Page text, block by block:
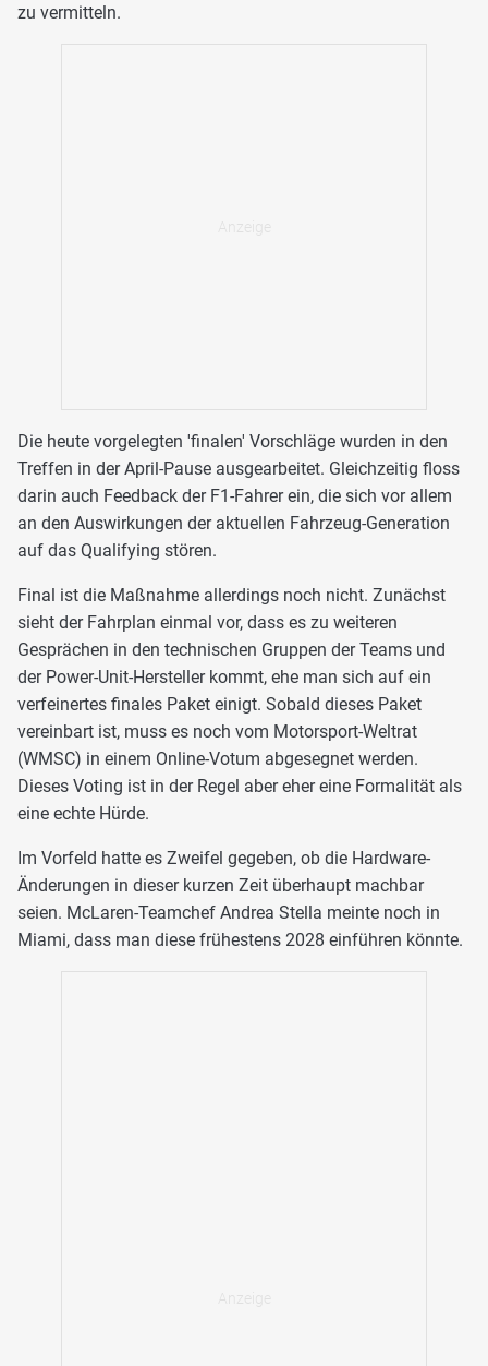
zu vermitteln.
Die heute vorgelegten 'finalen' Vorschläge wurden in den
Treffen in der April-Pause ausgearbeitet. Gleichzeitig floss
darin auch Feedback der F1-Fahrer ein, die sich vor allem
an den Auswirkungen der aktuellen Fahrzeug-Generation
auf das Qualifying stören.
Final ist die Maßnahme allerdings noch nicht. Zunächst
sieht der Fahrplan einmal vor, dass es zu weiteren
Gesprächen in den technischen Gruppen der Teams und
der Power-Unit-Hersteller kommt, ehe man sich auf ein
verfeinertes finales Paket einigt. Sobald dieses Paket
vereinbart ist, muss es noch vom Motorsport-Weltrat
(WMSC) in einem Online-Votum abgesegnet werden.
Dieses Voting ist in der Regel aber eher eine Formalität als
eine echte Hürde.
Im Vorfeld hatte es Zweifel gegeben, ob die Hardware-
Änderungen in dieser kurzen Zeit überhaupt machbar
seien. McLaren-Teamchef Andrea Stella meinte noch in
Miami, dass man diese frühestens 2028 einführen könnte.